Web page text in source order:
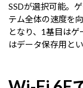
SSDが選択可能。
テム全体の速度を
となり、1基目は
はデータ保存用と